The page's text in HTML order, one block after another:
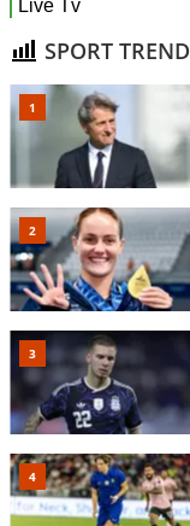
SPORT TREND